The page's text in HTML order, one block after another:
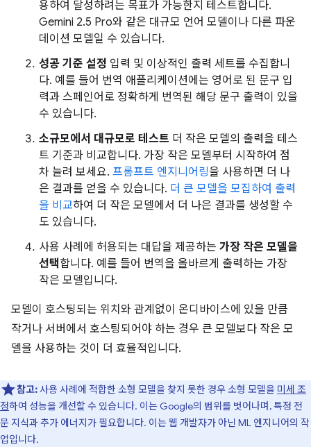
용하여 달성하려는 목표가 가능한지 테스트합니다.
Gemini 2.5 Pro와 같은 대규모 언어 모델이나 다른 파운
데이션 모델일 수 있습니다.
성공 기준 설정 입력 및 이상적인 출력 세트를 수집합니
다. 예를 들어 번역 애플리케이션에는 영어로 된 문구 입
력과 스페인어로 정확하게 번역된 해당 문구 출력이 있을
수 있습니다.
소규모에서 대규모로 테스트 더 작은 모델의 출력을 테스
트 기준과 비교합니다. 가장 작은 모델부터 시작하여 점
차 늘려 보세요. 프롬프트 엔지니어링을 사용하면 더 나
은 결과를 얻을 수 있습니다. 더 큰 모델을 모집하여 출력
을 비교하여 더 작은 모델에서 더 나은 결과를 생성할 수
도 있습니다.
사용 사례에 허용되는 대답을 제공하는 가장 작은 모델을
선택합니다. 예를 들어 번역을 올바르게 출력하는 가장
작은 모델입니다.
모델이 호스팅되는 위치와 관계없이 온디바이스에 있을 만큼
작거나 서버에서 호스팅되어야 하는 경우 큰 모델보다 작은 모
델을 사용하는 것이 더 효율적입니다.
참고: 사용 사례에 적합한 소형 모델을 찾지 못한 경우 소형 모델을 미세 조
정하여 성능을 개선할 수 있습니다. 이는 Google의 범위를 벗어나며, 특정 전
문 지식과 추가 에너지가 필요합니다. 이는 웹 개발자가 아닌 ML 엔지니어의 작
업입니다.